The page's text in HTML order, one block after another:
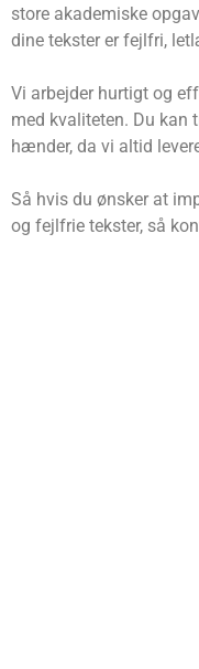
store akademiske
dine tekster er fejlfri,
Vi arbejder hurtigt og
med kvaliteten. Du kan
hænder, da vi altid
Så hvis du ønsker at
og fejlfrie tekster, så